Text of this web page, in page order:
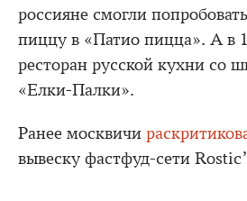
россияне смогли
пиццу в «Патио пицца». А в
ресторан русской кухни со
«Елки-Палки».
Ранее москвичи
вывеску фастфуд-сети